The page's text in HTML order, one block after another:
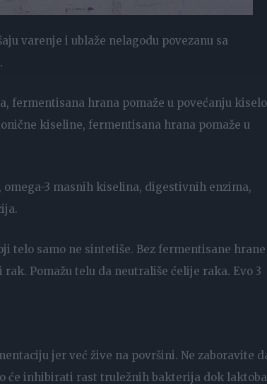
varenje i ublaže nelagodu povezanu sa
fermentisana hrana pomaže u povećanju
kiseline, fermentisana hrana pomaže u
3 masnih kiselina, digestivnih enzima,
telo samo ne sintetiše. Bez fermentisane hrane
Pomažu telu da neutrališe ćelije raka. Evo 3
jer već žive na površini. Ne zaboravite
će inhibirati rast truležnih bakterija dok